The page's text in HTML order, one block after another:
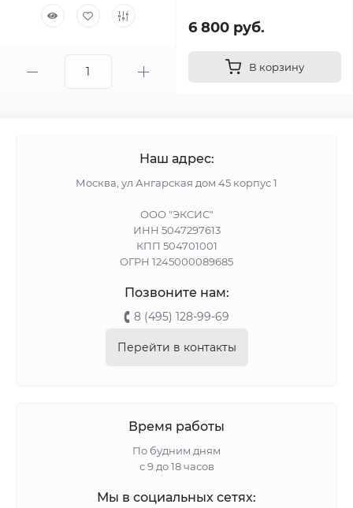
6 800 руб.
В корзину
Наш адрес:
Москва, ул Ангарская дом 45 корпус 1
ООО "ЭКСИС"
ИНН 5047297613
КПП 504701001
ОГРН 1245000089685
Позвоните нам:
8 (495) 128-99-69
Перейти в контакты
Время работы
По будним дням
с 9 до 18 часов
Мы в социальных сетях: